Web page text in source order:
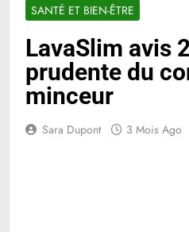
SANTÉ ET BIEN-ÊTRE
LavaSlim avis
prudente du
minceur
Sara Dupont 3 Mois Ago